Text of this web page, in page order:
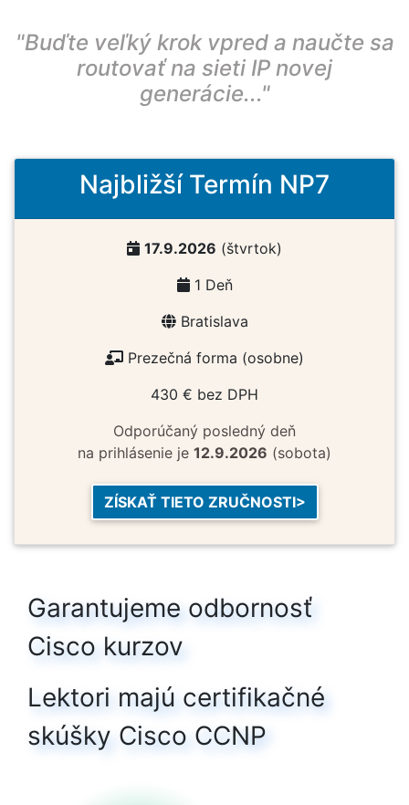
"Buďte veľký krok vpred a naučte sa
routovať na sieti IP novej
generácie..."
Najbližší Termín NP7
17.9.2026 (štvrtok)
1 Deň
Bratislava
Prezečná forma (osobne)
430 € bez DPH
Odporúčaný posledný deň
na prihlásenie je 12.9.2026 (sobota)
ZÍSKAŤ TIETO ZRUČNOSTI>
Garantujeme odbornosť
Cisco kurzov
Lektori majú certifikačné
skúšky Cisco CCNP